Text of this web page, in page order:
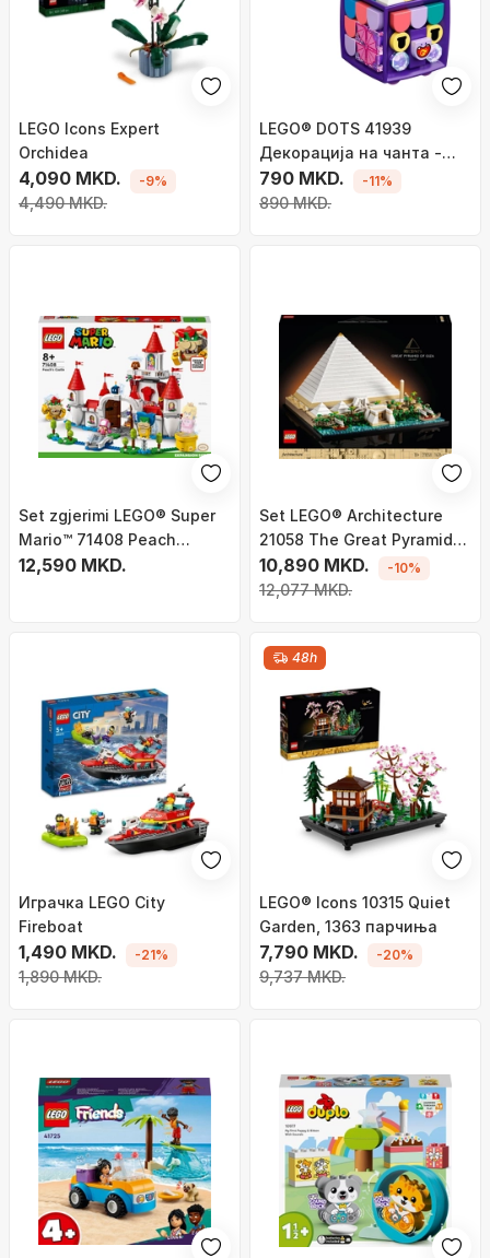
LEGO Icons Expert
Orchidea
4,090 MKD.
4,490 MKD.
-9%
LEGO® DOTS 41939
Декорација на чанта -
змеј
790 MKD.
890 MKD.
-11%
Set zgjerimi LEGO® Super
Mario™ 71408 Peach
Castle, 1216 pjesë
12,590 MKD.
Set LEGO® Architecture
21058 The Great Pyramid
of Giza
10,890 MKD.
12,077 MKD.
-10%
Играчка LEGO City
Fireboat
1,490 MKD.
1,890 MKD.
-21%
48h
LEGO® Icons 10315 Quiet
Garden, 1363 парчиња
7,790 MKD.
9,737 MKD.
-20%